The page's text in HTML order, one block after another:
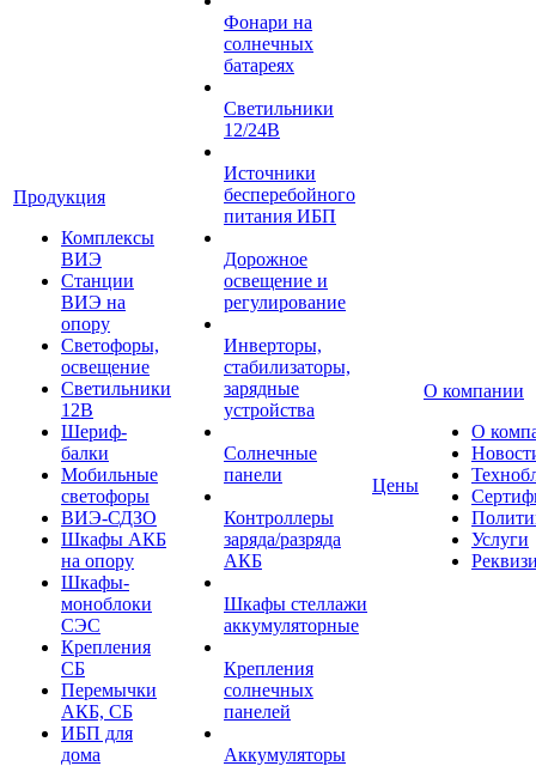
Продукция
Комплексы
ВИЭ
Станции
ВИЭ на
опору
Светофоры,
освещение
Светильники
12В
Шериф-
балки
Мобильные
светофоры
ВИЭ-СДЗО
Шкафы АКБ
на опору
Шкафы-
моноблоки
СЭС
Крепления
СБ
Перемычки
АКБ, СБ
ИБП для
дома
Фонари на
солнечных
батареях
Светильники
12/24В
Источники
бесперебойного
питания ИБП
Дорожное
освещение и
регулирование
Инверторы,
стабилизаторы,
зарядные
устройства
Солнечные
панели
Контроллеры
заряда/разряда
АКБ
Шкафы стеллажи
аккумуляторные
Крепления
солнечных
панелей
Аккумуляторы
Цены
О компании
О
Услуги